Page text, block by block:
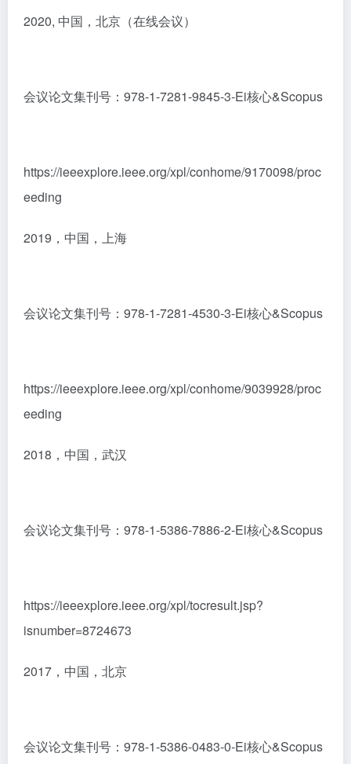
2020, 中国，北京（在线会议）
会议论文集刊号：978-1-7281-9845-3-Ei核心&Scopus
https://ieeexplore.ieee.org/xpl/conhome/9170098/proc
eeding
2019，中国，上海
会议论文集刊号：978-1-7281-4530-3-Ei核心&Scopus
https://ieeexplore.ieee.org/xpl/conhome/9039928/proc
eeding
2018，中国，武汉
会议论文集刊号：978-1-5386-7886-2-Ei核心&Scopus
https://ieeexplore.ieee.org/xpl/tocresult.jsp?
isnumber=8724673
2017，中国，北京
会议论文集刊号：978-1-5386-0483-0-Ei核心&Scopus